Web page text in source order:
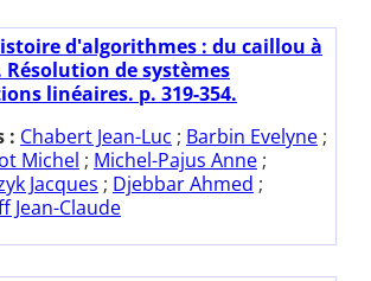
d'algorithmes : du caillou à
Résolution de systèmes
linéaires. p. 319-354.
: Chabert Jean-Luc ; Barbin Evelyne ;
Michel ; Michel-Pajus Anne ;
Jacques ; Djebbar Ahmed ;
Jean-Claude